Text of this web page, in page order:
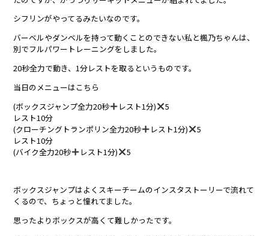
シフリンがやってるみたいなのです。
バーベルやダンベルを持って動くことのできない私と楓乃ちゃんは、
別でフルパワートレーニングをしました。
20秒全力で動き、1分レストを取るというものです。
当日のメニューはこちら
(ボックスジャンプ全力20秒
レスト1分)
5
レスト10分
(クローチングトランポリン全力20秒
レスト1分)
5
レスト10分
(バイク全力20秒
レスト1分) 5
ボックスジャンプはよくスキーチームのインスタストーリーで流れて
くるので、ちょっと憧れてました。
思ったよりボックスが高くて難しかったです。